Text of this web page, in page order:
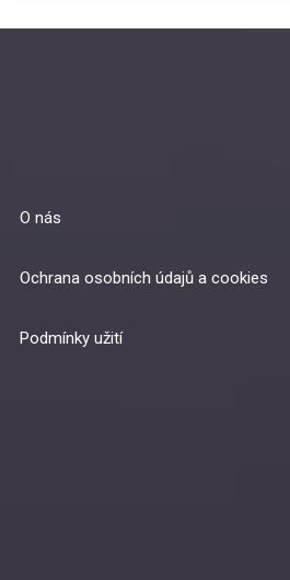
O nás
Ochrana osobních údajů a cookies
Podmínky užití